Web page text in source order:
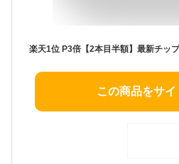
この商品をサイ